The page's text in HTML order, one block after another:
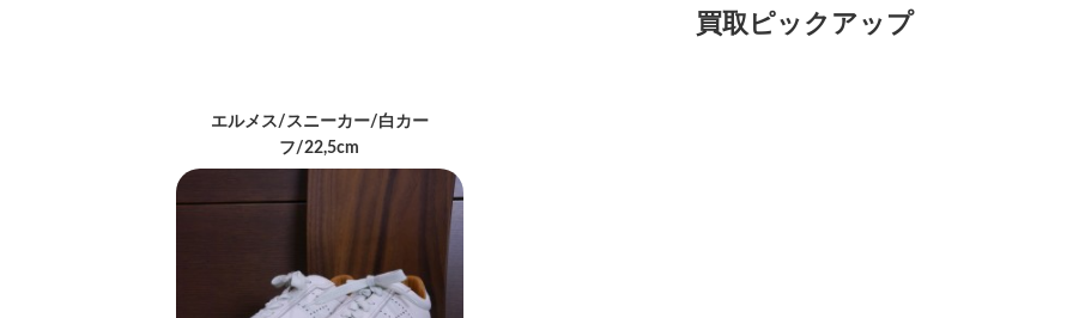
買取ピックアップ
エルメス/スニーカー/白カー
フ/22,5cm